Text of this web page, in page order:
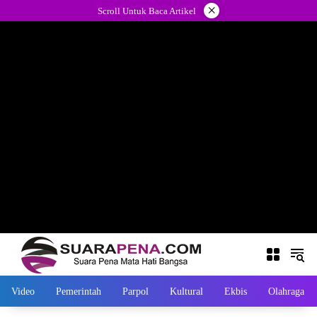
ke
Scroll Untuk Baca Artikel ×
Video Pemerintah Parpol Kultural Ekbis Olahraga